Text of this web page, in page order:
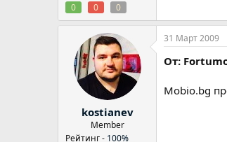
0
0 0
kostianev
Member
Рейтинг - 100%
31 Март 2009
От:
Mobio.bg